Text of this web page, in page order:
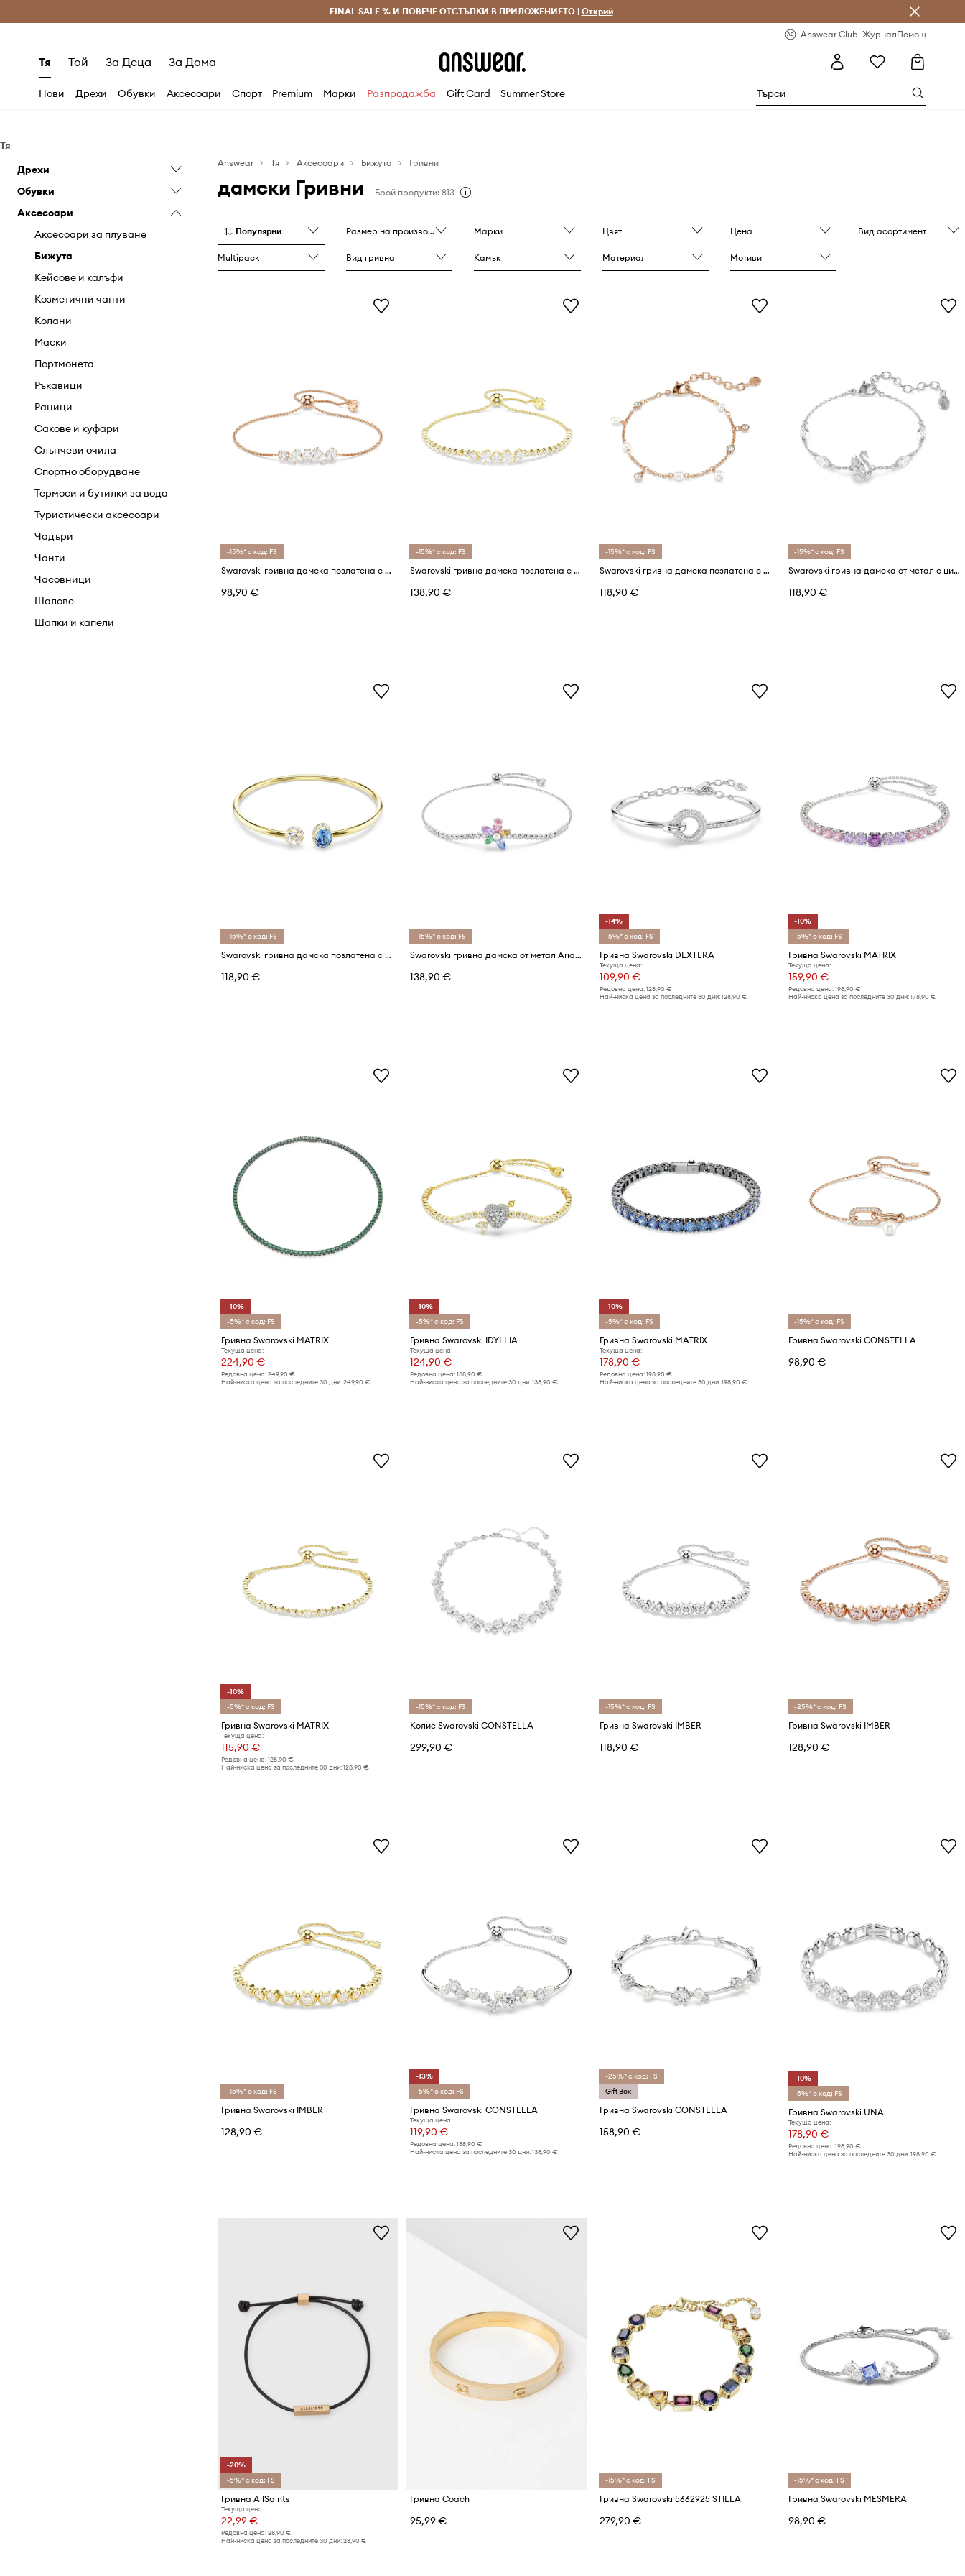
Безплатни доставка и връщане за поръчки над 70 EUR Доставка 1-5 дни
FINAL SALE % И ПОВЕЧЕ ОТСТЪПКИ В ПРИЛОЖЕНИЕТО | Открий
Answear Club ЖурналПомощ
Тя Той За Деца За Дома
Нови Дрехи Обувки Аксесоари Спорт Premium Марки Разпродажба Gift Card Summer Store
Тя
Дрехи
Анцузи
Бански
Бельо
Блузи и ризи
Гащеризони
Грижа за дрехите
Дънки
Комплекти
Къси панталони
Палта
Панталони и клинове
Поли
Пуловери и жилетки
Рокли
Сака и елеци
Специализирано бельо
Суичъри
Топове и тениски
Чорапи
Якета
Обувки
Аксесоари и грижа за
обувките
Апрески
Балеринки
Боти
Ботуши
Гумени ботуши
Еспадрили
Кецове
Класически обувки и
Маратонки
Пантофи
Спортни обувки
Туристически обувки
Чехли и сандали
Аксесоари
Аксесоари за плуване
Бижута
Кейсове и калъфи
Козметични чанти
Колани
Маски
Портмонета
Ръкавици
Раници
Сакове и куфари
Слънчеви очила
Спортно оборудване
Термоси и бутилки за вода
Туристически аксесоари
Чадъри
Чанти
Часовници
Шалове
Шапки и капели
Answear Тя Аксесоари Бижута Гривни
дамски Гривни Брой продукти: 813
Популярни Размер на производителя Марки Цвят Цена Вид асортимент
Multipack Вид гривна Камък Материал Мотиви
-15%* с код: FS
Swarovski гривна дамска позлатена с циркон MESMERA
98,90 €
-15%* с код: FS
Swarovski гривна дамска позлатена с циркон MESMERA
138,90 €
-15%* с код: FS
Swarovski гривна дамска позлатена с кристал Swarovski IMBER
118,90 €
-15%* с код: FS
Swarovski гривна дамска от метал с циркон
118,90 €
-15%* с код: FS
Swarovski гривна дамска позлатена с кристал Swarovski CHROMA
118,90 €
-15%* с код: FS
Swarovski гривна дамска от метал Ariana Grande x Swarovski
138,90 €
-14%
-5%* с код: FS
Гривна Swarovski DEXTERA
Текуща цена:
109,90 €
Редовна цена: 128,90 €
Най-ниска цена за последните 30 дни: 128,90 €
-10%
-5%* с код: FS
Гривна Swarovski MATRIX
Текуща цена:
159,90 €
Редовна цена: 198,90 €
Най-ниска цена за последните 30 дни: 178,90 €
-10%
-5%* с код: FS
Гривна Swarovski MATRIX
Текуща цена:
224,90 €
Редовна цена: 249,90 €
Най-ниска цена за последните 30 дни: 249,90 €
-10%
-5%* с код: FS
Гривна Swarovski IDYLLIA
Текуща цена:
124,90 €
Редовна цена: 138,90 €
Най-ниска цена за последните 30 дни: 138,90 €
-10%
-5%* с код: FS
Гривна Swarovski MATRIX
Текуща цена:
178,90 €
Редовна цена: 198,90 €
Най-ниска цена за последните 30 дни: 198,90 €
-15%* с код: FS
Гривна Swarovski CONSTELLA
98,90 €
-10%
-5%* с код: FS
Гривна Swarovski MATRIX
Текуща цена:
115,90 €
Редовна цена: 128,90 €
Най-ниска цена за последните 30 дни: 128,90 €
-15%* с код: FS
Колие Swarovski CONSTELLA
299,90 €
-15%* с код: FS
Гривна Swarovski IMBER
118,90 €
-25%* с код: FS
Гривна Swarovski IMBER
128,90 €
-15%* с код: FS
Гривна Swarovski IMBER
128,90 €
-13%
-5%* с код: FS
Гривна Swarovski CONSTELLA
Текуща цена:
119,90 €
Редовна цена: 138,90 €
Най-ниска цена за последните 30 дни: 138,90 €
-25%* с код: FS
Gift Box
Гривна Swarovski CONSTELLA
158,90 €
-10%
-5%* с код: FS
Гривна Swarovski UNA
Текуща цена:
178,90 €
Редовна цена: 198,90 €
Най-ниска цена за последните 30 дни: 198,90 €
-20%
-5%* с код: FS
Гривна AllSaints
Текуща цена:
22,99 €
Редовна цена: 28,90 €
Най-ниска цена за последните 30 дни: 28,90 €
Гривна Coach
95,99 €
-15%* с код: FS
Гривна Swarovski 5662925 STILLA
279,90 €
-15%* с код: FS
Гривна Swarovski MESMERA
98,90 €